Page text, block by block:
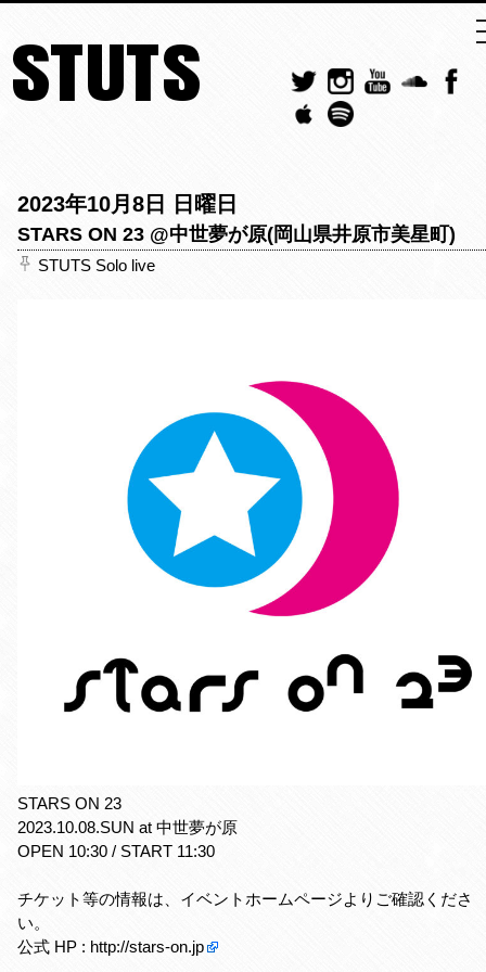
STUTS
2023年10月8日 日曜日
STARS ON 23 @中世夢が原(岡山県井原市美星町)
STUTS Solo live
STARS ON 23
2023.10.08.SUN at 中世夢が原
OPEN 10:30 / START 11:30
チケット等の情報は、イベントホームページよりご確認くださ
い。
公式 HP : http://stars-on.jp